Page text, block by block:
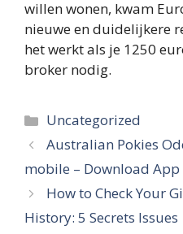
willen wonen, kwam
nieuwe en duidelijkere
het werkt als je 1250
broker nodig.
Categories
Uncategorized
Australian Pokies
mobile – Download
How to Check Your
History: 5 Secrets Issues